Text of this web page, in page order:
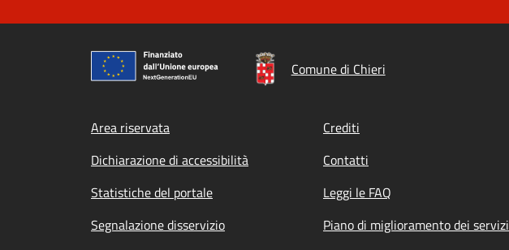
Comune di Chieri
Footer menu
Area riservata Crediti
Dichiarazione di accessibilità
Contatti
Statistiche del portale
Leggi le FAQ
Segnalazione disservizio
Piano di miglioramento dei servizi